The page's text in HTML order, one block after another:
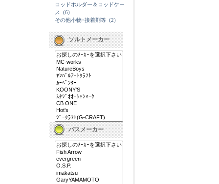
ロッドホルダー＆ロッドケー
ス
(6)
その他小物･接着剤等 (2)
ソルトメーカー
バスメーカー